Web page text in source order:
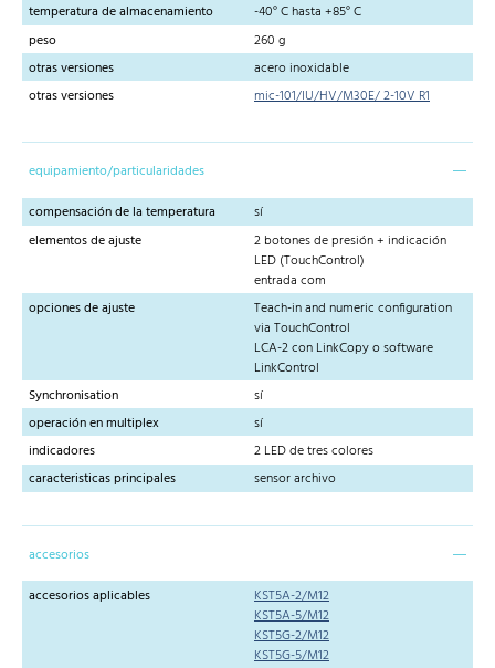
temperatura de almacenamiento
-40° C hasta +85° C
peso
260 g
otras versiones
acero inoxidable
otras versiones
mic-101/IU/HV/M30E/ 2-10V R1
equipamiento/particularidades
compensación de la temperatura
sí
elementos de ajuste
2 botones de presión + indicación
LED (TouchControl)
entrada com
opciones de ajuste
Teach-in and numeric configuration
via TouchControl
LCA-2 con LinkCopy o software
LinkControl
Synchronisation
sí
operación en multiplex
sí
indicadores
2 LED de tres colores
caracteristicas principales
sensor archivo
accesorios
accesorios aplicables
KST5A-2/M12
KST5A-5/M12
KST5G-2/M12
KST5G-5/M12